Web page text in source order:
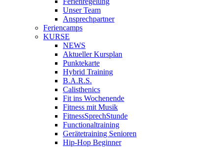
Unser Team
Ansprechpartner
Feriencamps
KURSE
NEWS
Aktueller Kursplan
Punktekarte
Hybrid Training
B.A.R.S.
Calisthenics
Fit ins Wochenende
Fitness mit Musik
FitnessSprechStunde
Functionaltraining
Gerätetraining Senioren
Hip-Hop Beginner